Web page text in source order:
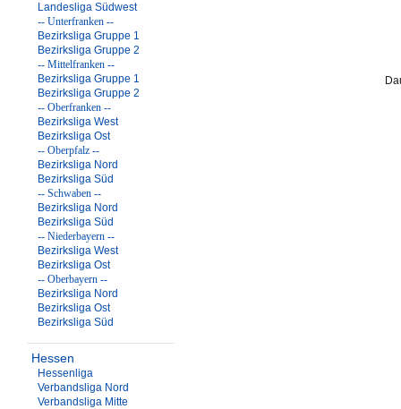
Landesliga Südwest
-- Unterfranken --
Bezirksliga Gruppe 1
Bezirksliga Gruppe 2
-- Mittelfranken --
Bezirksliga Gruppe 1
Bezirksliga Gruppe 2
-- Oberfranken --
Bezirksliga West
Bezirksliga Ost
-- Oberpfalz --
Bezirksliga Nord
Bezirksliga Süd
-- Schwaben --
Bezirksliga Nord
Bezirksliga Süd
-- Niederbayern --
Bezirksliga West
Bezirksliga Ost
-- Oberbayern --
Bezirksliga Nord
Bezirksliga Ost
Bezirksliga Süd
Hessen
Hessenliga
Verbandsliga Nord
Verbandsliga Mitte